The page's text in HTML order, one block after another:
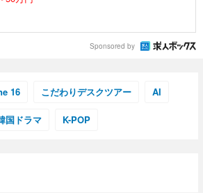
Sponsored by
16 こだわりデスクツアー AI
国ドラマ K-POP